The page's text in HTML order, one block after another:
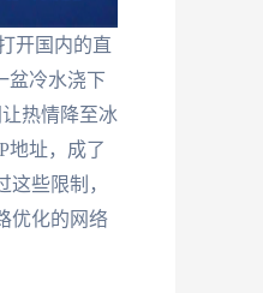
开国内的直
盆冷水浇下
热情降至冰
地址，成了
些限制，
优化的网络